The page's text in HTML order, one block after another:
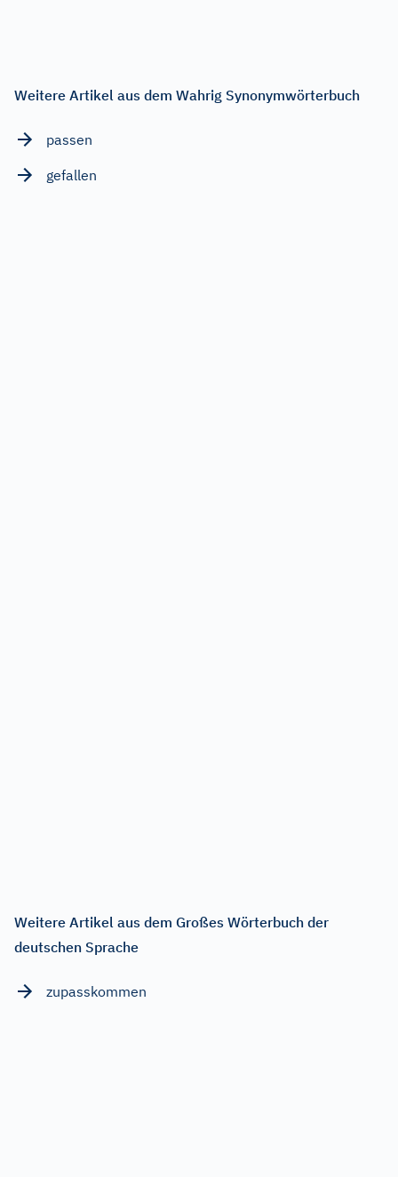
Weitere Artikel aus dem Wahrig Synonymwörterbuch
passen
gefallen
Weitere Artikel aus dem Großes Wörterbuch der
deutschen Sprache
zupasskommen